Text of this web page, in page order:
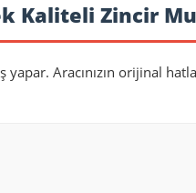
Kaliteli Zincir
Aracınızın orijinal